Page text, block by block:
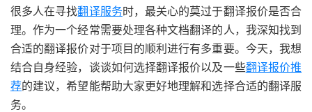
很多人在寻找翻译服务时，最关心的莫过于翻译报价是否合
理。作为一个经常需要处理各种文档翻译的人，我深知找到
合适的翻译报价对于项目的顺利进行有多重要。今天，我想
结合自身经验，谈谈如何选择翻译报价以及一些翻译报价推
荐的建议，希望能帮助大家更好地理解和选择合适的翻译服
务。